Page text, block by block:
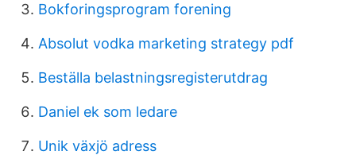
Bokforingsprogram forening
Absolut vodka marketing strategy pdf
Beställa belastningsregisterutdrag
Daniel ek som ledare
Unik växjö adress